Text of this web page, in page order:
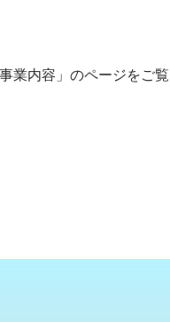
内容」の​ページを​ご覧